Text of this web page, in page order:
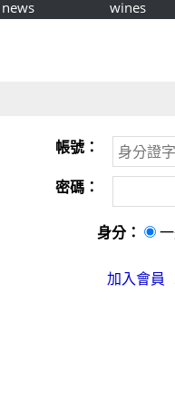
news
wines
帳號：
密碼：
身分：
加入會員